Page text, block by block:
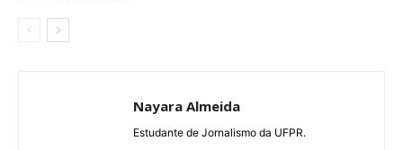
Nayara Almeida
Estudante de Jornalismo da UFPR.